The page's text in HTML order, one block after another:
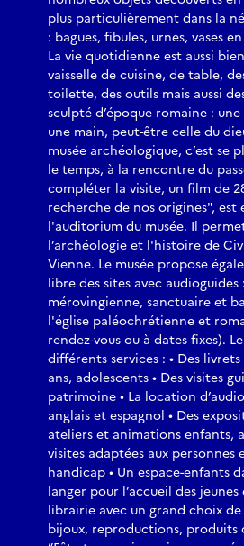
plus particulièrement dans la
: bagues, fibules, urnes, vases
La vie quotidienne est aussi
vaisselle de cuisine, de table,
toilette, des outils mais aussi
sculpté d’époque romaine :
une main, peut-être celle du
musée archéologique, c’est se
le temps, à la rencontre du
compléter la visite, un film de
recherche de nos origines", est
l'auditorium du musée. Il
l’archéologie et l'histoire de
Vienne. Le musée propose
libre des sites avec
mérovingienne, sanctuaire et
l'église paléochrétienne et
rendez-vous ou à dates fixes).
différents services : • Des livrets
ans, adolescents • Des visites
patrimoine • La location
anglais et espagnol • Des
ateliers et animations enfants,
visites adaptées aux personnes
handicap • Un espace-enfants
langer pour l’accueil des
librairie avec un grand choix
bijoux, reproductions, produits